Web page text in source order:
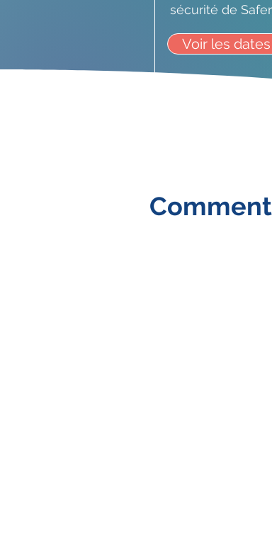
sécurité de
Voir les dates